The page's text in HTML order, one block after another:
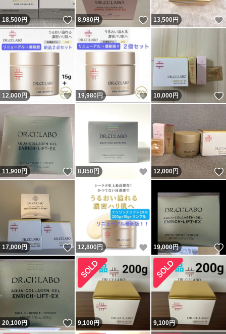
18,500円 いいね！
8,980円 いいね！
13,500円
12,000円 いいね！
19,980円 いいね！
10,000円
11,900円 いいね！
8,850 円 いいね！
12,000円
17,000円 いいね！
12,800 円 いいね！
19,000円
20,100円 いいね！
9,100円 9,100円